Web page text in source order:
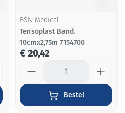
BSN Medical
Tensoplast Band.
10cmx2,75m 7154700
€ 20,42
Bestel